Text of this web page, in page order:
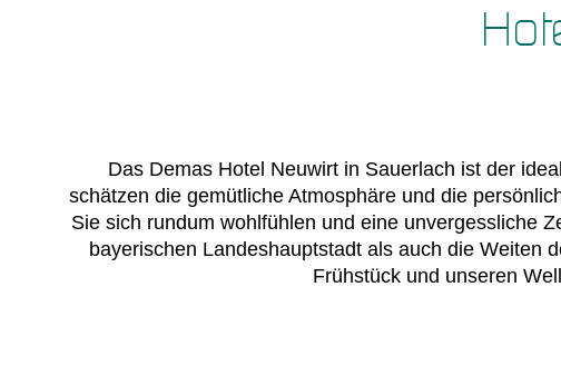
Das Demas Hotel Neuwirt in Sauerlach ist der
schätzen die gemütliche Atmosphäre und die
Sie sich rundum wohlfühlen und eine unvergessliche
bayerischen Landeshauptstadt als auch die Weiten
Frühstück und unseren